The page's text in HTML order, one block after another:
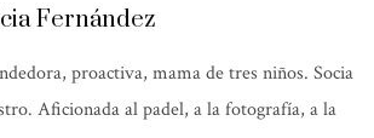
Fernández
proactiva, mama de tres niños. Socia
Aficionada al padel, a la fotografía, a la